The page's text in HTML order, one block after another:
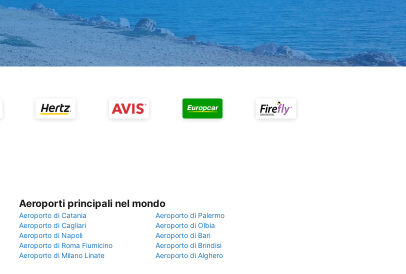
Aeroporti principali nel mondo
Aeroporto di Catania
Aeroporto di Palermo
Aeroporto di Cagliari
Aeroporto di Olbia
Aeroporto di Napoli
Aeroporto di Bari
Aeroporto di Roma Fiumicino
Aeroporto di Brindisi
Aeroporto di Milano Linate
Aeroporto di Alghero